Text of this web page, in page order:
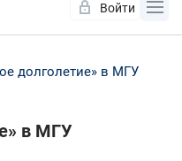
Войти
долголетие» в МГУ
в МГУ
Нет